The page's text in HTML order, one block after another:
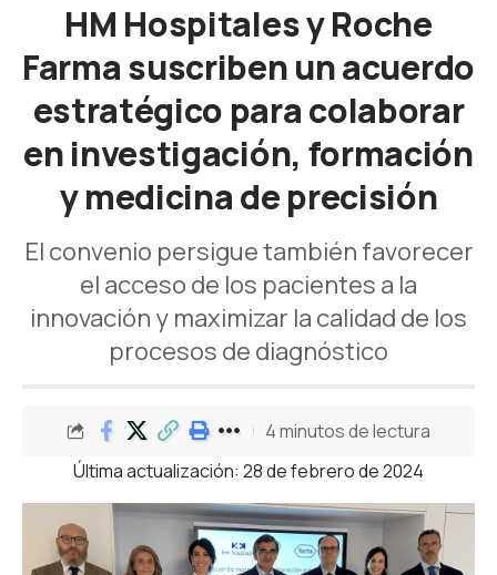
HM Hospitales y Roche
Farma suscriben un acuerdo
estratégico para colaborar
en investigación, formación
y medicina de precisión
El convenio persigue también favorecer
el acceso de los pacientes a la
innovación y maximizar la calidad de los
procesos de diagnóstico
Última actualización: 28 de febrero de 2024
4 minutos de lectura